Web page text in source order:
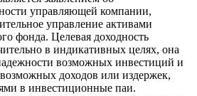
управляющей компании,
управление активами
фонда. Целевая доходность
в индикативных целях, она
возможных инвестиций и
доходов или издержек,
в инвестиционные паи.